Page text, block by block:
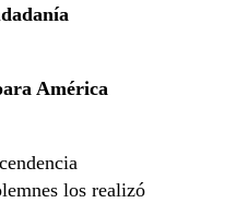
América
los realizó